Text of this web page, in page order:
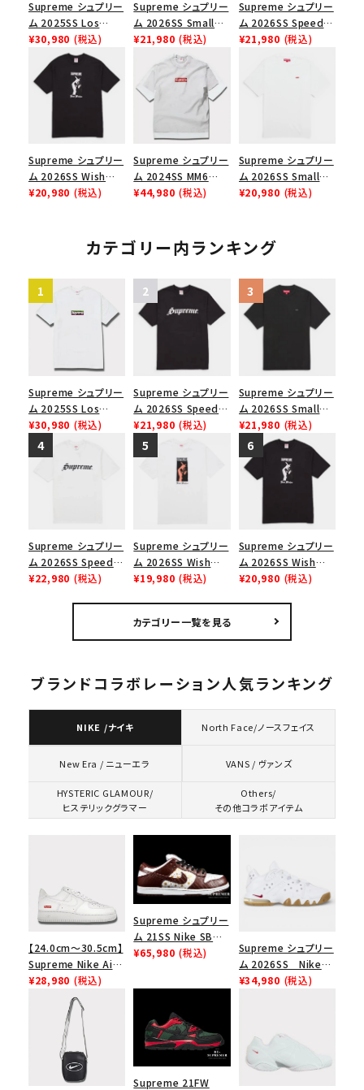
Supreme シュプリー
ム 2025SS Los
Angeles Fire Relief
Box Logo Tee ファ
イヤーリリーフボック
スロゴTシャツ ホワ
¥30,980 (税込)
Supreme シュプリー
ム 2026SS Small
Box Tee スモールボ
ックスTシャツ ブラッ
¥21,980 (税込)
Supreme シュプリー
ム 2026SS Speed
Tee スピードTシャツ
¥21,980 (税込)
Supreme シュプリー
ム 2026SS Wish
Tee ウィッシュTシ
¥20,980 (税込)
Supreme シュプリー
ム 2024SS MM6
Maison Margiela
クスロゴTシャツ ホ
ワイト 白
¥44,980 (税込)
Supreme シュプリー
ム 2026SS Small
Box Tee スモールボ
¥20,980 (税込)
カテゴリー内ランキング
Supreme シュプリー
ム 2025SS Los
Angeles Fire Relief
Box Logo Tee ファ
イヤーリリーフボック
スロゴTシャツ ホワ
¥30,980 (税込)
Supreme シュプリー
ム 2026SS Speed
Tee スピードTシャツ
ブラック
¥21,980 (税込)
Supreme シュプリー
ム 2026SS Small
Box Tee スモールボ
ックスTシャツ ブラッ
ク
¥21,980 (税込)
Supreme シュプリー
ム 2026SS Speed
Tee スピードTシャツ
¥22,980 (税込)
Supreme シュプリー
ム 2026SS Wish
Tee ウィッシュTシ
¥19,980 (税込)
Supreme シュプリー
ム 2026SS Wish
Tee ウィッシュTシ
¥20,980 (税込)
カテゴリー一覧を見る
ブランドコラボレーション人気ランキング
NIKE /ナイキ North Face/ノースフェイス
New Era / ニューエラ VANS / ヴァンズ
HYSTERIC GLAMOUR/
ヒステリックグラマー
Others/
その他コラボアイテム
【24.0cm～30.5cm】
Supreme Nike Air
Force 1 Low シュプ
リーム ナイキエアフォ
ース１スニーカー シ
ューズ ホワイト
¥28,980 (税込)
Supreme シュプリー
ム 21SS Nike SB
Dunk Low ナイキSB
¥65,980 (税込)
Supreme シュプリー
ム 2026SS Nike
SB Air Max 2 CB 94
¥34,980 (税込)
Supreme 21FW